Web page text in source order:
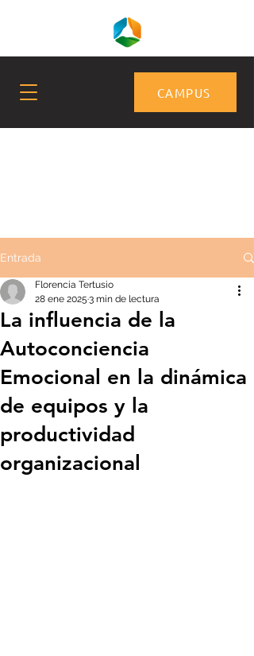
CAMPUS
Entrada
La influencia de la
Autoconciencia
Emocional en la dinámica
de equipos y la
productividad
organizacional
Florencia Tertusio
28 ene 2025 3 min de lectura